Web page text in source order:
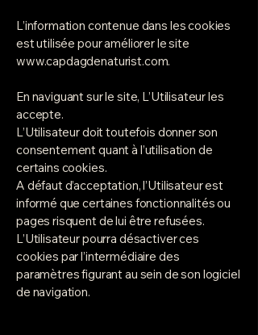
L’information contenue dans les cookies
est utilisée pour améliorer le site
www.capdagdenaturist.com.
En naviguant sur le site, L’Utilisateur les
accepte.
L’Utilisateur doit toutefois donner son
consentement quant à l’utilisation de
certains cookies.
A défaut d’acceptation, l’Utilisateur est
informé que certaines fonctionnalités ou
pages risquent de lui être refusées.
L’Utilisateur pourra désactiver ces
cookies par l’intermédiaire des
paramètres figurant au sein de son logiciel
de navigation.